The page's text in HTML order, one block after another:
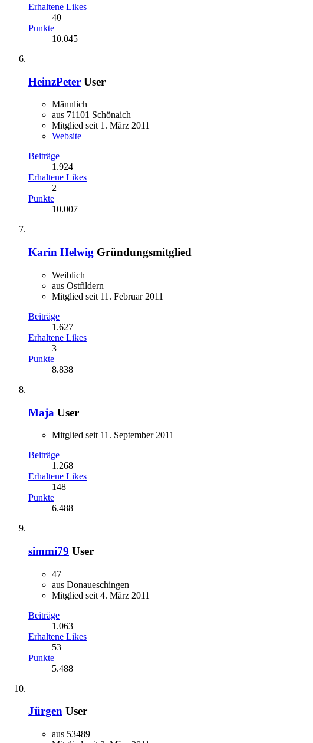
Erhaltene Likes
40
Punkte
10.045
HeinzPeter User
Männlich
aus 71101 Schönaich
Mitglied seit 1. März 2011
Website
Beiträge
1.924
Erhaltene Likes
2
Punkte
10.007
Karin Helwig Gründungsmitglied
Weiblich
aus Ostfildern
Mitglied seit 11. Februar 2011
Beiträge
1.627
Erhaltene Likes
3
Punkte
8.838
Maja User
Mitglied seit 11. September 2011
Beiträge
1.268
Erhaltene Likes
148
Punkte
6.488
simmi79 User
47
aus Donaueschingen
Mitglied seit 4. März 2011
Beiträge
1.063
Erhaltene Likes
53
Punkte
5.488
Jürgen User
aus 53489